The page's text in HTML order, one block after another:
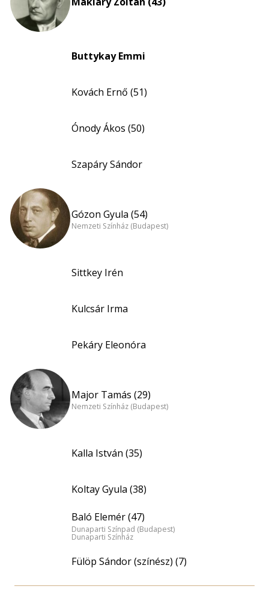
Buttykay Emmi
Kovách Ernő (51)
Ónody Ákos (50)
Szapáry Sándor
Gózon Gyula (54)
Nemzeti Színház (Budapest)
Sittkey Irén
Kulcsár Irma
Pekáry Eleonóra
Major Tamás (29)
Nemzeti Színház (Budapest)
Kalla István (35)
Koltay Gyula (38)
Baló Elemér (47)
Dunaparti Színpad (Budapest)
Dunaparti Színház
Fülöp Sándor (színész) (7)